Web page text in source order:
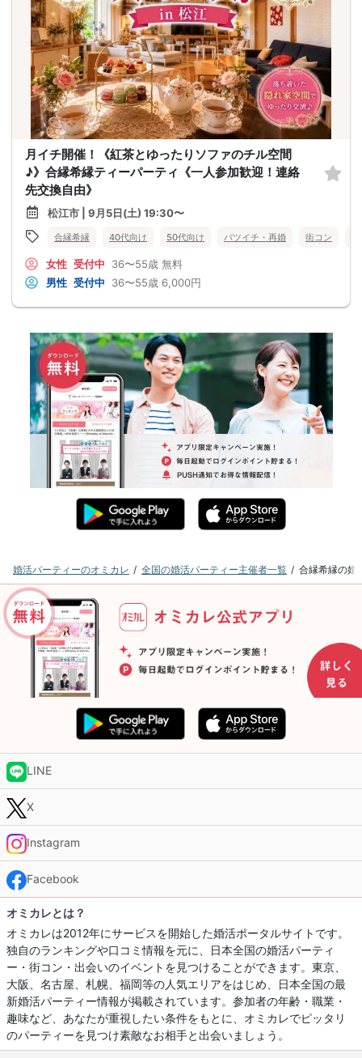
月イチ開催！《紅茶とゆったりソファのチル空間
♪》合縁希縁ティーパーティ《一人参加歓迎！連絡
先交換自由》
松江市 | 9月5日(土) 19:30〜
合縁希縁 40代向け 50代向け バツイチ・再婚 街コン
女性 受付中 36〜55歳 無料
男性 受付中 36〜55歳 6,000円
婚活パーティーのオミカレ 全国の婚活パーティー主催者一覧 合縁希縁の婚
LINE
X
Instagram
Facebook
オミカレとは？
オミカレは2012年にサービスを開始した婚活ポータルサイトです。
独自のランキングや口コミ情報を元に、日本全国の婚活パーティ
ー・街コン・出会いのイベントを見つけることができます。東京、
大阪、名古屋、札幌、福岡等の人気エリアをはじめ、日本全国の最
新婚活パーティー情報が掲載されています。参加者の年齢・職業・
趣味など、あなたが重視したい条件をもとに、オミカレでピッタリ
のパーティーを見つけ素敵なお相手と出会いましょう。